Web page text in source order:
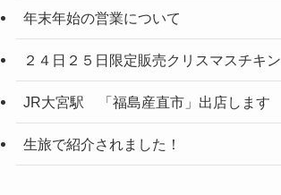
年末年始の営業について
２４日２５日限定販売クリスマスチキン
JR大宮駅 「福島産直市」出店します
生旅で紹介されました！